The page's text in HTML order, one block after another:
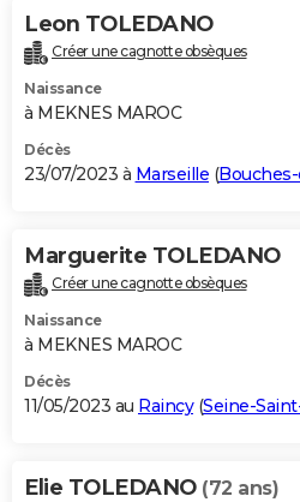
Leon TOLEDANO
Créer une cagnotte obsèques
Naissance
à MEKNES MAROC
Décès
23/07/2023 à Marseille (
Marguerite TOLEDANO
Créer une cagnotte obsèques
Naissance
à MEKNES MAROC
Décès
11/05/2023 au Raincy(Seine-
Elie TOLEDANO (72 ans)